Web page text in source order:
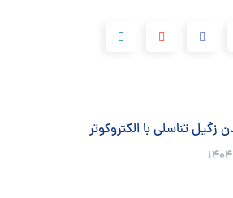
زگیل تناسلی با الکتروکوتر